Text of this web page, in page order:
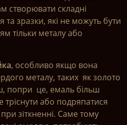
створювати складні
та зразки, які не можуть бути
тільки металу або
, особливо якщо вона
металу, таких як золото
попри це, емаль більш
тріснути або подряпатися
зіткненні. Саме тому